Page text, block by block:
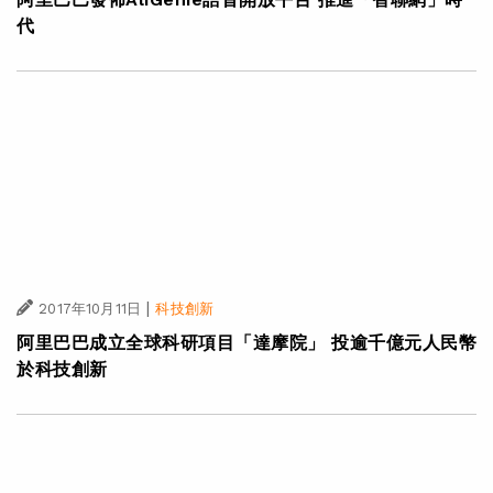
代
2017年10月11日 | 科技創新
阿里巴巴成立全球科研項目「達摩院」 投逾千億元人民幣
於科技創新